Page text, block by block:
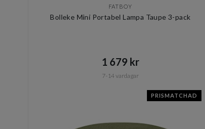
FATBOY
Bolleke Mini Portabel Lampa Taupe 3-pack
1 679 kr​​
7-14 vardagar
PRISMATCHAD